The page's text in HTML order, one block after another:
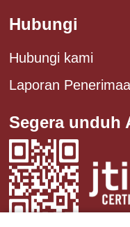
Hubungi
Hubungi kami
Laporan
Segera unduh